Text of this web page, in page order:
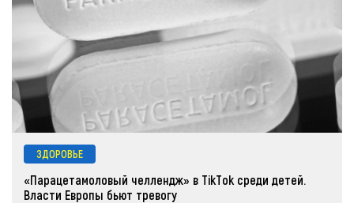
ЗДОРОВЬЕ
«Парацетамоловый челлендж» в TikTok среди детей.
Власти Европы бьют тревогу